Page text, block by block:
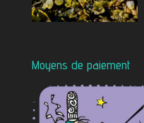
Moyens de paiement